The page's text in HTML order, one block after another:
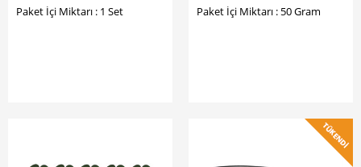
Paket İçi Miktarı : 1 Set Paket İçi Miktarı : 50 Gram